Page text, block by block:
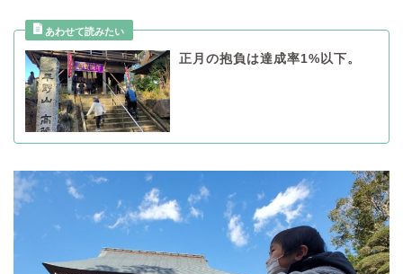
正月の抱負は達成率1%以下。